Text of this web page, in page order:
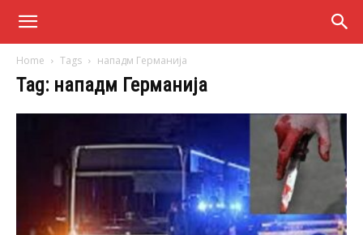
Home Tags нападм Германија
Tag: нападм Германија